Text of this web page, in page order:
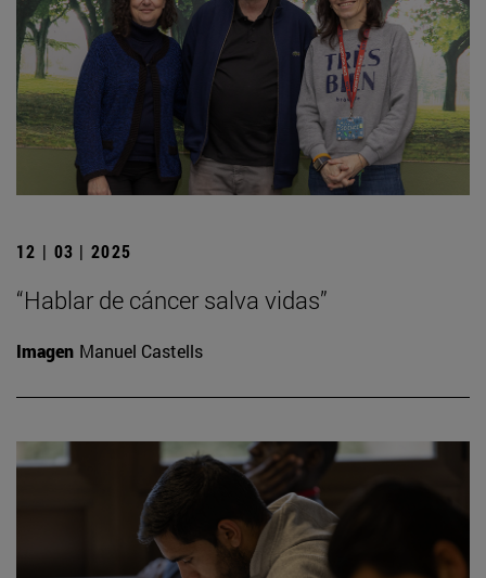
12 | 03 | 2025
“Hablar de cáncer salva vidas”
Imagen Manuel Castells